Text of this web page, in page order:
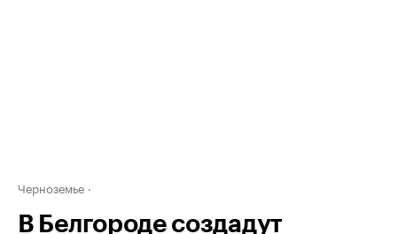
Черноземье
В Белгороде создадут